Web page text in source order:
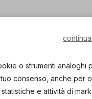
o strumenti analoghi
consenso, anche per
e attività di